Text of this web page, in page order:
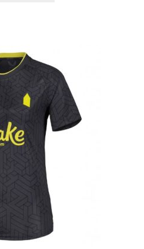
De
olika
alternativen
kan
väljas